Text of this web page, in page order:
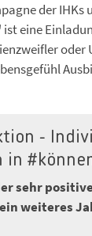
der IHKs
ist eine
oder
-
in
sehr
weiteres